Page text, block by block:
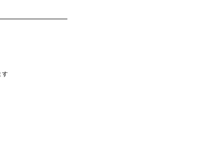
す